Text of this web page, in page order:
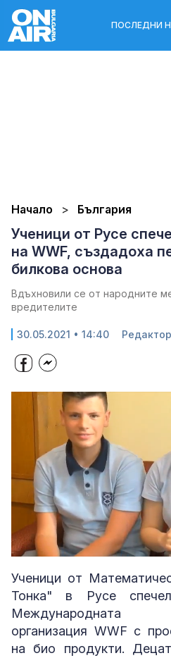
ПОСЛЕДНИ
Начало България
Ученици от Русе
на WWF, създадоха
билкова основа
Вдъхновили се от народните
вредителите
30.05.2021 • 14:40
Unmute Loaded:
44.46%
Ученици от
Тонка" в Русе
Международната
организация WWF с
на био продукти.